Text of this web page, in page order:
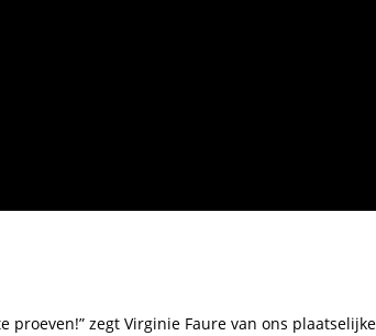
proeven!” zegt Virginie Faure van ons